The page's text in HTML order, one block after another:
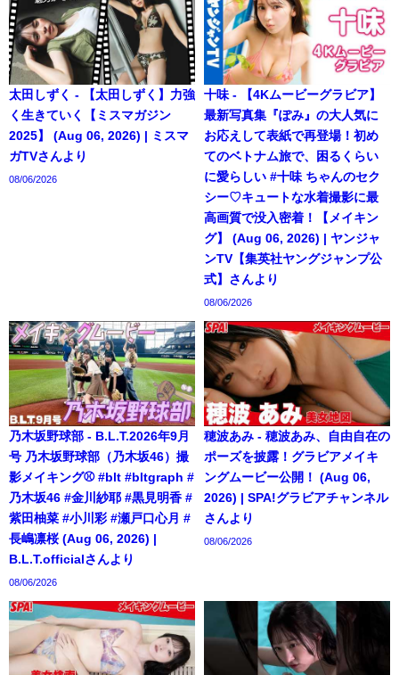
太田しずく - 【太田しずく】力強
く生きていく【ミスマガジン
2025】 (Aug 06, 2026) | ミスマ
ガTVさんより
08/06/2026
十味 - 【4Kムービーグラビア】
最新写真集『ぽみ』の大人気に
お応えして表紙で再登場！初め
てのベトナム旅で、困るくらい
に愛らしい #十味 ちゃんのセク
シー♡キュートな水着撮影に最
高画質で没入密着！【メイキン
グ】 (Aug 06, 2026) | ヤンジャ
ンTV【集英社ヤングジャンプ公
式】さんより
08/06/2026
乃木坂野球部 - B.L.T.2026年9月
号 乃木坂野球部（乃木坂46）撮
影メイキング⚾️ #blt #bltgraph #
乃木坂46 #金川紗耶 #黒見明香 #
紫田柚菜 #小川彩 #瀬戸口心月 #
長嶋凛桜 (Aug 06, 2026) |
B.L.T.officialさんより
08/06/2026
穂波あみ - 穂波あみ、自由自在の
ポーズを披露！グラビアメイキ
ングムービー公開！ (Aug 06,
2026) | SPA!グラビアチャンネル
さんより
08/06/2026